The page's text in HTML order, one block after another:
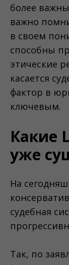
более
важно
в своем
способны
этические
касается
фактор в
ключевым.
Какие
уже
На
судебная
Так, по